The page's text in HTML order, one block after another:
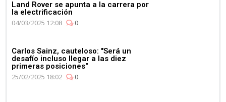
Land Rover se apunta a la carrera por
la electrificación
04/03/2025 12:08
0
Carlos Sainz, cauteloso: "Será un
desafío incluso llegar a las diez
primeras posiciones"
25/02/2025 18:02
0